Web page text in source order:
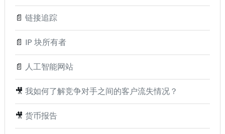
📄 链接追踪
📄 IP 块所有者
📄 人工智能网站
🎥 我如何了解竞争对手之间的客户流失情况？
🎥 货币报告